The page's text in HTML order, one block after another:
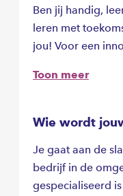
Ben jij handig,
leren met
jou! Voor een
rioolbuizen van
en veel
Toon meer
Wie wordt
Je gaat aan de
bedrijf in de
gespecialiseerd